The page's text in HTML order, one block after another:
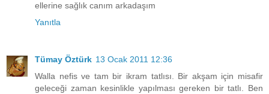
ellerine sağlık canım arkadaşım
Yanıtla
Tümay Öztürk 13 Ocak 2011 12:36
Walla nefis ve tam bir ikram tatlısı. Bir akşam için misafir
geleceği zaman kesinlikle yapılması gereken bir tatlı. Ben